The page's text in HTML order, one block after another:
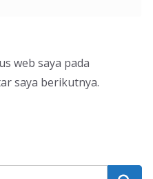
web saya pada
saya berikutnya.